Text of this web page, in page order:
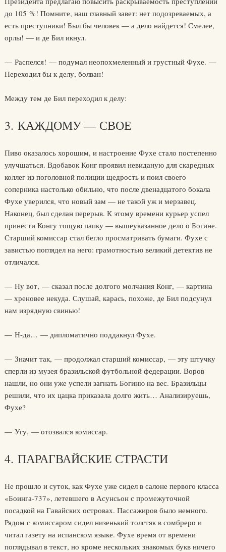
до 105 %! Помните, наш главный завет: нет подозреваемых, а
есть преступники! Был бы человек — а дело найдется! Смелее,
орлы! — и де Бил икнул.
— Распелся! — подумал неопохмеленный и грустный Фухе. —
Переходил бы к делу, болван!
Между тем де Бил переходил к делу:
3. КАЖДОМУ — СВОЕ
Пиво оказалось хорошим, и настроение Фухе стало постепенно
улучшаться. Вдобавок Конг проявил невиданую для скаредных
коллег из поголовной полиции щедрость и поил своего
соперника настолько обильно, что после двенадцатого бокала
Фухе уверился, что новый зам — не такой уж и мерзавец.
Наконец, был сделан перерыв. К этому времени курьер успел
принести Конгу тощую папку — вышеуказанное дело о Богине.
Старший комиссар стал бегло просматривать бумаги. Фухе с
завистью поглядел на него: грамотностью великий детектив не
отличался.
— Ну вот, — сказал после долгого молчания Конг, — картина
— хреновее некуда. Слушай, карась, похоже, де Бил подсунул
нам изрядную свинью!
— Н-да… — дипломатично поддакнул Фухе.
— Значит так, — продолжал старший комиссар, — эту штучку
сперли из музея бразильской футбольной федерации. Воров
нашли, но они уже успели загнать Богиню на вес. Бразильцы
решили, что их цацка приказала долго жить… Анализируешь,
Фухе?
— Угу, — отозвался комиссар.
4. ПАРАГВАЙСКИЕ СТРАСТИ
Не прошло и суток, как Фухе уже сидел в салоне первого класса
«Боинга-737», летевшего в Асунсьон с промежуточной
посадкой на Гавайских островах. Пассажиров было немного.
Рядом с комиссаром сидел низенький толстяк в сомбреро и
читал газету на испанском языке. Фухе время от времени
поглядывал в текст, но кроме нескольких знакомых букв ничего